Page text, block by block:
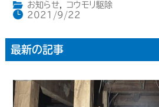
お知らせ,
コウモリ駆除
2021/9/22
最新の記事